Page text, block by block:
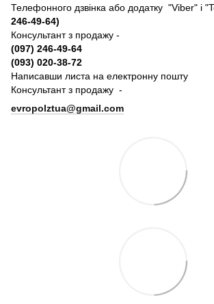
Телефонного дзвінка або додатку "Viber" і
246-49-64)
Консультант з продажу -
(097) 246-49-64
(093) 020-38-72
Написавши листа на електронну пошту
Консультант з продажу -
evropolztua@gmail.com